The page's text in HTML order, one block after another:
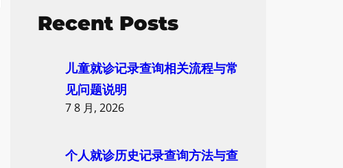
Recent Posts
儿童就诊记录查询相关流程与常
见问题说明
7 8 月, 2026
个人就诊历史记录查询方法与查